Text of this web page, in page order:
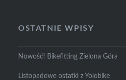
OSTATNIE WPISY
Nowość! Bikefitting Zielona Góra
Listopadowe ostatki z Yolobike